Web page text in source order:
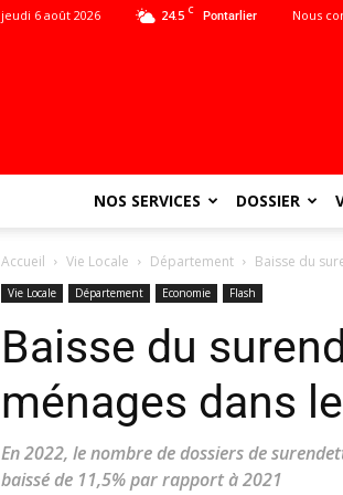
24.5 C Pontarlier
jeudi 6 août 2026 Nous
NOS SERVICES DOSSIER
Accueil Vie Locale Département Baisse du
Vie Locale Département Economie Flash
Baisse du
ménages dans
En 2022, le nombre de dossiers de
baissé de 11,5% par rapport à 2021